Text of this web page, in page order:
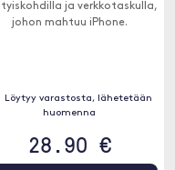
ja verkkotaskulla,
johon mahtuu iPhone.
Löytyy varastosta, lähetetään
huomenna
28.90 €